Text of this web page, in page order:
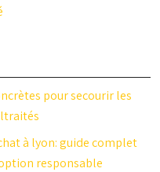
pour secourir les
à lyon: guide complet
responsable